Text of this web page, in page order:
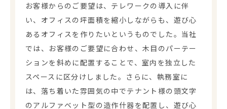
お客様からのご要望は、テレワークの導入に伴
い、オフィスの坪面積を縮小しながらも、遊び心
あるオフィスを作りたいというものでした。当社
では、お客様のご要望に合わせ、木目のパーテー
ションを斜めに配置することで、室内を独立した
スペースに区分けしました。さらに、執務室に
は、落ち着いた雰囲気の中でテナント様の頭文字
のアルファベット型の造作什器を配置し、遊び心